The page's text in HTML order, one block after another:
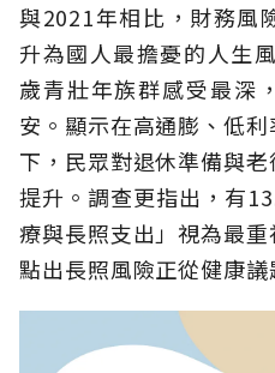
與2021年相比，財務風
升為國人最擔憂的人生
歲青壯年族群感受最深
安。顯示在高通膨、低
下，民眾對退休準備與
提升。調查更指出，有
療與長照支出」視為最
點出長照風險正從健康議